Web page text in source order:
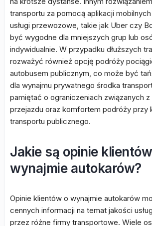
transportu za pomocą aplikacji
usługi przewozowe, takie jak Uber czy
być wygodne dla mniejszych grup lub
indywidualnie. W przypadku dłuższych
rozważyć również opcję podróży
autobusem publicznym, co może być
dla wynajmu prywatnego środka
pamiętać o ograniczeniach związanych
przejazdu oraz komfortem podróży przy
transportu publicznego.
Jakie są opinie
wynajmie autokarów?
Opinie klientów o wynajmie autokarów
cennych informacji na temat jakości
przez różne firmy transportowe. Wiele